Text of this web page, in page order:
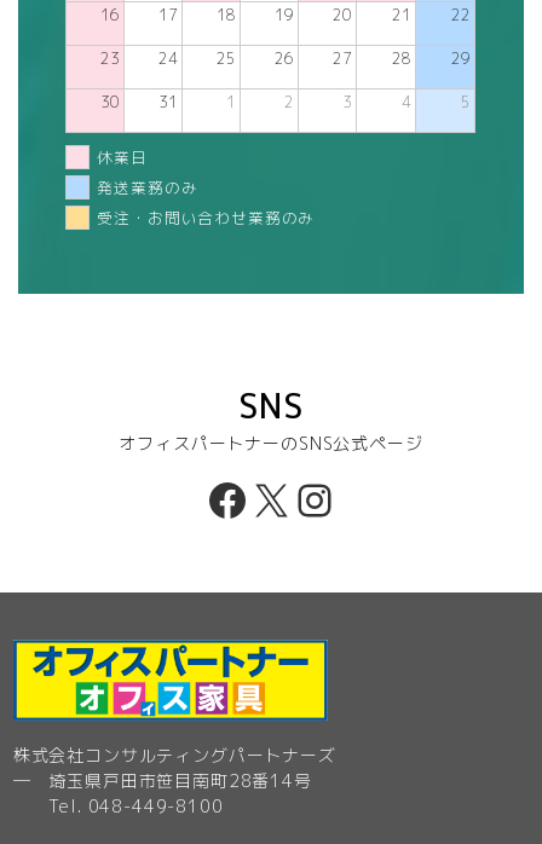
16 17 18 19 20 21 22
23 24 25 26 27 28 29
30 31 1 2 3 4 5
休業日
発送業務のみ
受注・お問い合わせ業務のみ
SNS
オフィスパートナーのSNS公式ページ
Facebook
X Instagram
株式会社コンサルティングパートナーズ
─ 埼玉県戸田市笹目南町28番14号
Tel. 048-449-8100